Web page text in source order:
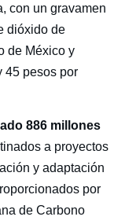
con un gravamen
dióxido de
de México y
45 pesos por
886 millones
a proyectos
y adaptación
por
de Carbono